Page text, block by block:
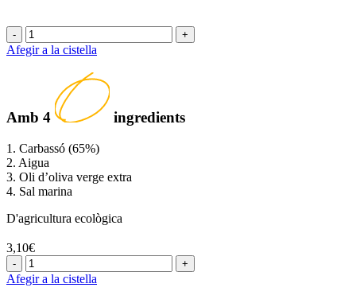
- +
Afegir a la cistella
Amb 4 ingredients
1. Carbassó (65%)
2. Aigua
3. Oli d’oliva verge extra
4. Sal marina
D'agricultura ecològica
3,10€
- +
Afegir a la cistella